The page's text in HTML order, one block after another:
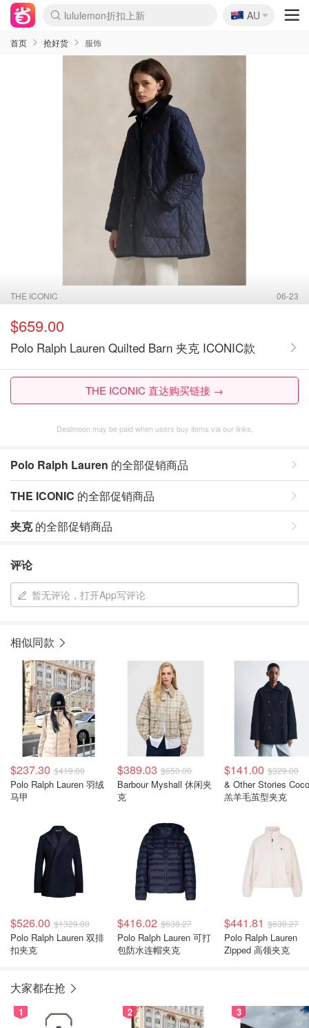
lululemon折扣上新
Sasa美妆护肤3.5折
SSENSE年中2.5折
FreshBeauty好价汇总
Cettire降价+叠9折
WWS Coles超市实拍
viagogo二手票捡漏
Myer超级周末
The Outnet奢牌1折起
David Jones 3折起
Flannels大牌1折
Perfumes Club护肤1折
AMIRO面罩$251
Amazon折扣汇总
eToro入金$200送$50
Amazon数码好物
ICONIC本周7.5折
ThedoubleF高奢地板价
Moose Knuckles 6折
丝芙兰5折起
EUFY摄像头$98
Selenichast首饰2折
Trip机票酒店促销
YSL送5件彩妆礼
Amazon家居好物
Amazon美妆护肤
雅漾大喷$8
过敏原检测盒$33
伊索独家赠50ml沐浴露
科颜氏高保湿面霜$29
SEALIFE海洋馆门票6折
丝塔芙大白罐$16
订阅Newsletter送香薰
Cult Beauty 6.8折
Harrods圣诞日历$525
LN-CC奢牌私促3折
d'Alba空姐喷雾$16
EVE LOM套装£56
Bernardelli独家4折
Adore Beauty 6折起
CT圣诞日历
Mytheresa奢品2.7折
Luxury Escapes 9折
Currentbody美容仪$881
MOON Garden Live
Roborock扫地机$649
Tingo Life水杯$24
Valentino官网5折
CR洗护套装$23
修丽可4件套$159
Myer彩妆2件7折
GANNI官网4.5折
Stylevana韩妆4折
Tessabit高奢8.5折
OGX洗发水$11
Amazon阿德莱德次日达
卡诗8.5折+赠礼
Philips Hue灯具8折
🇦🇺
AU
首页 抢好货 服饰
THE ICONIC 06-23
$659.00
Polo Ralph Lauren Quilted Barn 夹克 ICONIC款
THE ICONIC 直达购买链接 →
Dealmoon may be paid when users buy items via our links.
Polo Ralph Lauren 的全部促销商品
THE ICONIC 的全部促销商品
夹克的全部促销商品
评论
暂无评论，打开App写评论
相似同款
$237.30 $419.00
Polo Ralph Lauren 羽绒
马甲
$389.03 $650.00
Barbour Myshall 休闲夹
克
$141.00 $329.00
& Other Stories
羔羊毛茧型夹克
$526.00 $1329.00
Polo Ralph Lauren 双排
扣夹克
$416.02 $638.27
Polo Ralph Lauren 可打
包防水连帽夹克
$441.81 $638.27
Polo Ralph Lauren
Zipped 高领夹克
大家都在抢
1 2 3